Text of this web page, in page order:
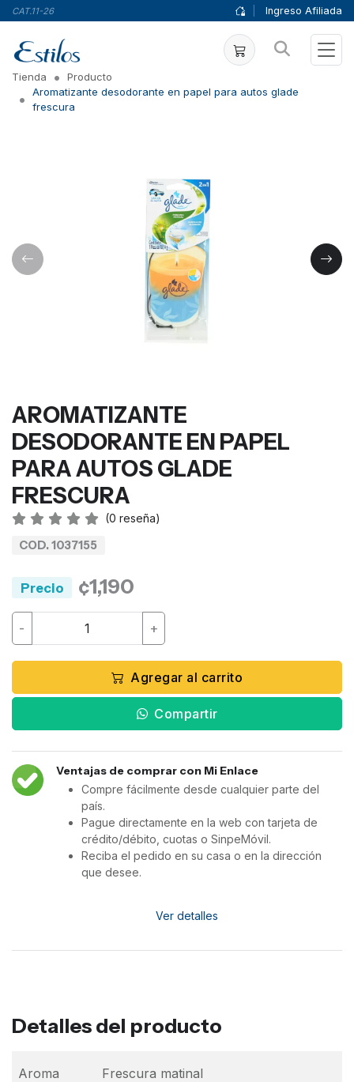
CAT.11-26 Ingreso Afiliada
Tienda
Producto
Aromatizante desodorante en papel para autos glade
frescura
AROMATIZANTE
DESODORANTE EN PAPEL
PARA AUTOS GLADE
FRESCURA
(0 reseña)
COD. 1037155
Precio ¢1,190
- +
Agregar al carrito
Compartir
Ventajas de comprar con Mi Enlace
Compre fácilmente desde cualquier parte del
país.
Pague directamente en la web con tarjeta de
crédito/débito, cuotas o SinpeMóvil.
Reciba el pedido en su casa o en la dirección
que desee.
Ver detalles
Detalles del producto
Aroma Frescura matinal